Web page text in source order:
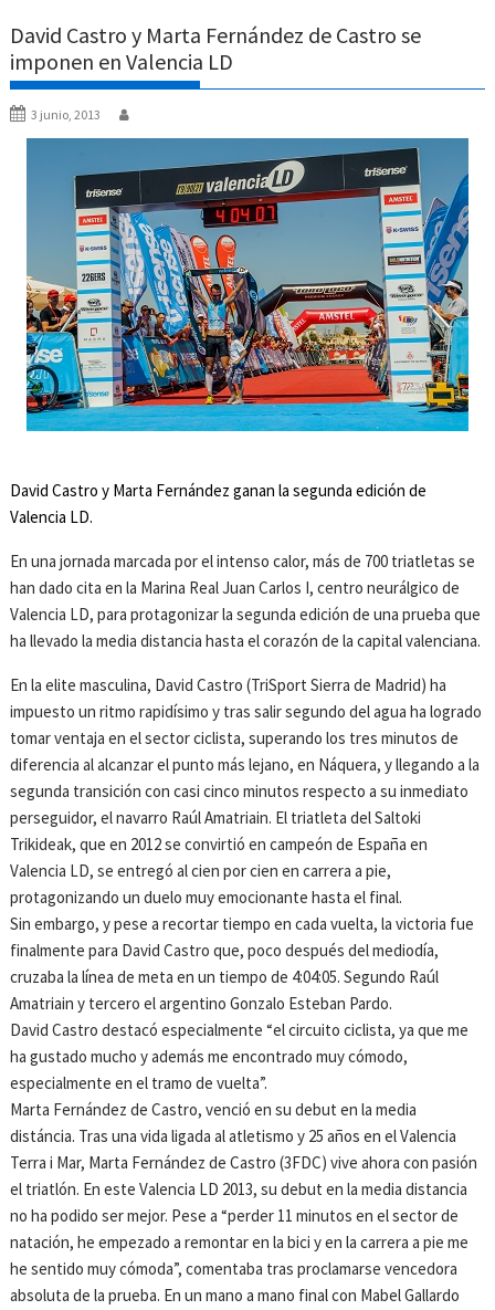
David Castro y Marta Fernández de Castro se
imponen en Valencia LD
3 junio, 2013
David Castro y Marta Fernández ganan la segunda edición de
Valencia LD.
En una jornada marcada por el intenso calor, más de 700 triatletas se
han dado cita en la Marina Real Juan Carlos I, centro neurálgico de
Valencia LD, para protagonizar la segunda edición de una prueba que
ha llevado la media distancia hasta el corazón de la capital valenciana.
En la elite masculina, David Castro (TriSport Sierra de Madrid) ha
impuesto un ritmo rapidísimo y tras salir segundo del agua ha logrado
tomar ventaja en el sector ciclista, superando los tres minutos de
diferencia al alcanzar el punto más lejano, en Náquera, y llegando a la
segunda transición con casi cinco minutos respecto a su inmediato
perseguidor, el navarro Raúl Amatriain. El triatleta del Saltoki
Trikideak, que en 2012 se convirtió en campeón de España en
Valencia LD, se entregó al cien por cien en carrera a pie,
protagonizando un duelo muy emocionante hasta el final.
Sin embargo, y pese a recortar tiempo en cada vuelta, la victoria fue
finalmente para David Castro que, poco después del mediodía,
cruzaba la línea de meta en un tiempo de 4:04:05. Segundo Raúl
Amatriain y tercero el argentino Gonzalo Esteban Pardo.
David Castro destacó especialmente “el circuito ciclista, ya que me
ha gustado mucho y además me encontrado muy cómodo,
especialmente en el tramo de vuelta”.
Marta Fernández de Castro, venció en su debut en la media
distáncia. Tras una vida ligada al atletismo y 25 años en el Valencia
Terra i Mar, Marta Fernández de Castro (3FDC) vive ahora con pasión
el triatlón. En este Valencia LD 2013, su debut en la media distancia
no ha podido ser mejor. Pese a “perder 11 minutos en el sector de
natación, he empezado a remontar en la bici y en la carrera a pie me
he sentido muy cómoda”, comentaba tras proclamarse vencedora
absoluta de la prueba. En un mano a mano final con Mabel Gallardo